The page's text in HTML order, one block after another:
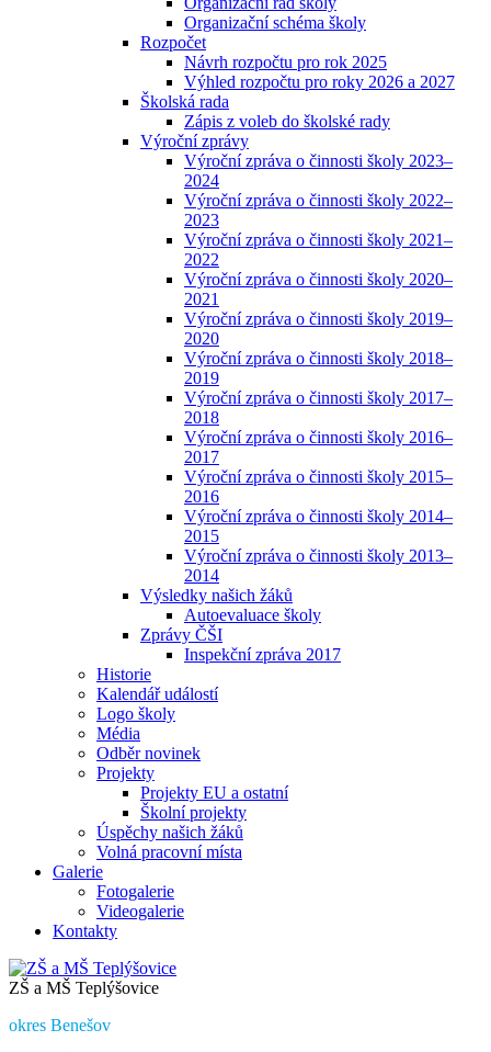
Organizační schéma školy
Rozpočet
Návrh rozpočtu pro rok 2025
Výhled rozpočtu pro roky 2026 a 2027
Školská rada
Zápis z voleb do školské rady
Výroční zprávy
Výroční zpráva o činnosti školy 2023–
2024
Výroční zpráva o činnosti školy 2022–
2023
Výroční zpráva o činnosti školy 2021–
2022
Výroční zpráva o činnosti školy 2020–
2021
Výroční zpráva o činnosti školy 2019–
2020
Výroční zpráva o činnosti školy 2018–
2019
Výroční zpráva o činnosti školy 2017–
2018
Výroční zpráva o činnosti školy 2016–
2017
Výroční zpráva o činnosti školy 2015–
2016
Výroční zpráva o činnosti školy 2014–
2015
Výroční zpráva o činnosti školy 2013–
2014
Výsledky našich žáků
Autoevaluace školy
Zprávy ČŠI
Inspekční zpráva 2017
Historie
Kalendář událostí
Logo školy
Média
Odběr novinek
Projekty
Projekty EU a ostatní
Školní projekty
Úspěchy našich žáků
Volná pracovní místa
Galerie
Fotogalerie
Videogalerie
Kontakty
ZŠ a MŠ Teplýšovice
okres Benešov